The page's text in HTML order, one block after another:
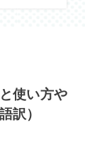
使い方や
訳）